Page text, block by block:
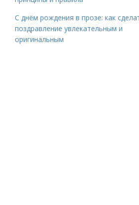
С днём рождения в прозе: как
поздравление увлекательным и
оригинальным